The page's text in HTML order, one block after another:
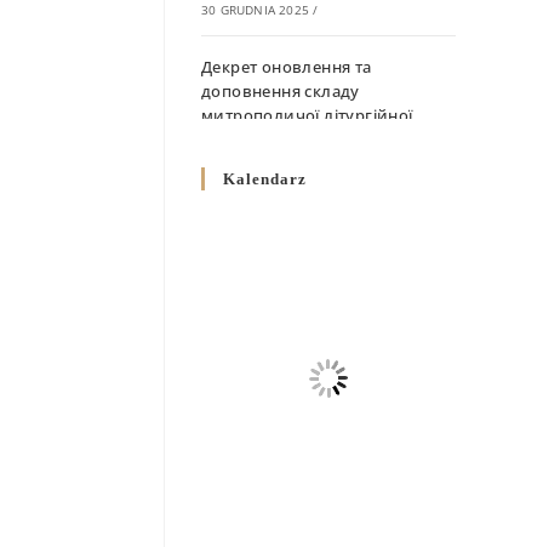
30 GRUDNIA 2025 /
Декрет оновлення та
доповнення складу
митрополичої літургійної
10 GRUDNIA 2025
Декрет про відзначення
Великодня і всіх рухомих
Kalendarz